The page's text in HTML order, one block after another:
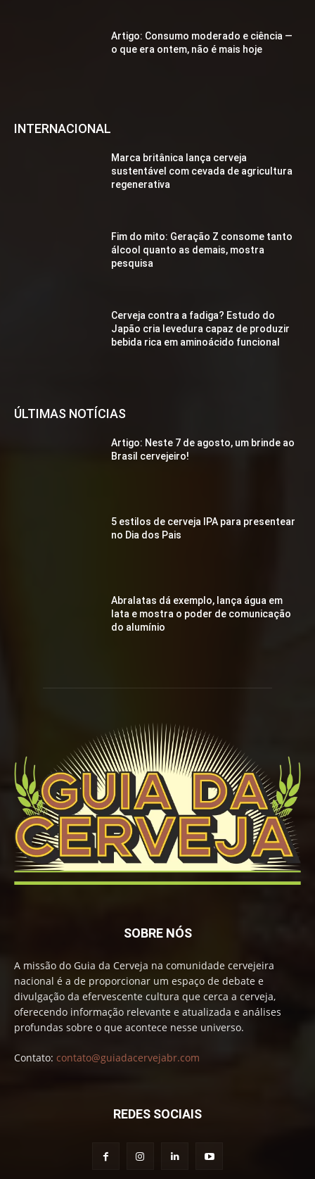
Artigo: Consumo moderado e ciência —
o que era ontem, não é mais hoje
INTERNACIONAL
Marca britânica lança cerveja
sustentável com cevada de agricultura
regenerativa
Fim do mito: Geração Z consome tanto
álcool quanto as demais, mostra
pesquisa
Cerveja contra a fadiga? Estudo do
Japão cria levedura capaz de produzir
bebida rica em aminoácido funcional
ÚLTIMAS NOTÍCIAS
Artigo: Neste 7 de agosto, um brinde ao
Brasil cervejeiro!
5 estilos de cerveja IPA para presentear
no Dia dos Pais
Abralatas dá exemplo, lança água em
lata e mostra o poder de comunicação
do alumínio
SOBRE NÓS
A missão do Guia da Cerveja na comunidade cervejeira
nacional é a de proporcionar um espaço de debate e
divulgação da efervescente cultura que cerca a cerveja,
oferecendo informação relevante e atualizada e análises
profundas sobre o que acontece nesse universo.
Contato: contato@guiadacervejabr.com
REDES SOCIAIS